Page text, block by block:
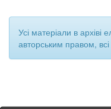
Усі матеріали в архіві
авторським правом,